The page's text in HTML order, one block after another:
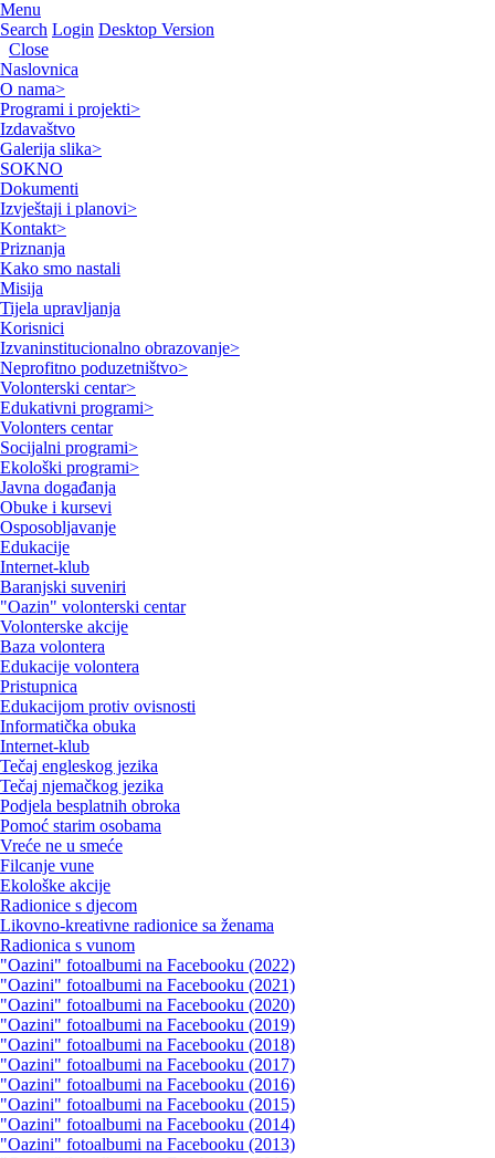
Menu
Search Login Desktop Version
Close
Naslovnica
O nama>
Programi i projekti>
Izdavaštvo
Galerija slika>
SOKNO
Dokumenti
Izvještaji i planovi>
Kontakt>
Priznanja
Kako smo nastali
Misija
Tijela upravljanja
Korisnici
Izvaninstitucionalno obrazovanje>
Neprofitno poduzetništvo>
Volonterski centar>
Edukativni programi>
Volonters centar
Socijalni programi>
Ekološki programi>
Javna događanja
Obuke i kursevi
Osposobljavanje
Edukacije
Internet-klub
Baranjski suveniri
"Oazin" volonterski centar
Volonterske akcije
Baza volontera
Edukacije volontera
Pristupnica
Edukacijom protiv ovisnosti
Informatička obuka
Internet-klub
Tečaj engleskog jezika
Tečaj njemačkog jezika
Podjela besplatnih obroka
Pomoć starim osobama
Vreće ne u smeće
Filcanje vune
Ekološke akcije
Radionice s djecom
Likovno-kreativne radionice sa ženama
Radionica s vunom
"Oazini" fotoalbumi na Facebooku (2022)
"Oazini" fotoalbumi na Facebooku (2021)
"Oazini" fotoalbumi na Facebooku (2020)
"Oazini" fotoalbumi na Facebooku (2019)
"Oazini" fotoalbumi na Facebooku (2018)
"Oazini" fotoalbumi na Facebooku (2017)
"Oazini" fotoalbumi na Facebooku (2016)
"Oazini" fotoalbumi na Facebooku (2015)
"Oazini" fotoalbumi na Facebooku (2014)
"Oazini" fotoalbumi na Facebooku (2013)